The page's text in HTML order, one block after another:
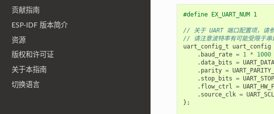
贡献指南
ESP-IDF 版本简介
资源
版权和许可证
关于本指南
切换语言
#define EX_UART_NUM
// 关于 UART 端口配置项，请
// 请注意波特率有可能受限于串
uart_config_t
uart_config
. baud_rate = 1 * 1000
.data_bits =
. parity =
. stop_bits =
. flow_ctrl =
. source_clk =
};